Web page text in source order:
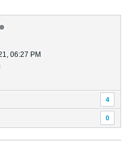
06:27 PM
4
0